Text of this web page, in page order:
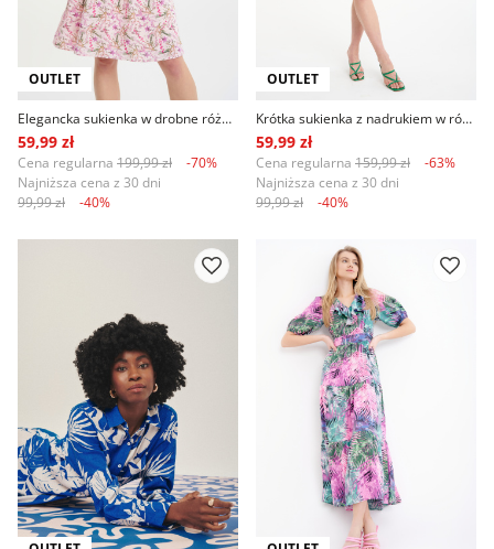
OUTLET
Elegancka sukienka w drobne różowe kwiaty
59,99 zł
Cena regularna 199,99 zł
-70%
Najniższa cena z 30 dni
99,99 zł
-40%
OUTLET
Krótka sukienka z nadrukiem w różowe kwiaty
59,99 zł
Cena regularna 159,99 zł
-63%
Najniższa cena z 30 dni
99,99 zł
-40%